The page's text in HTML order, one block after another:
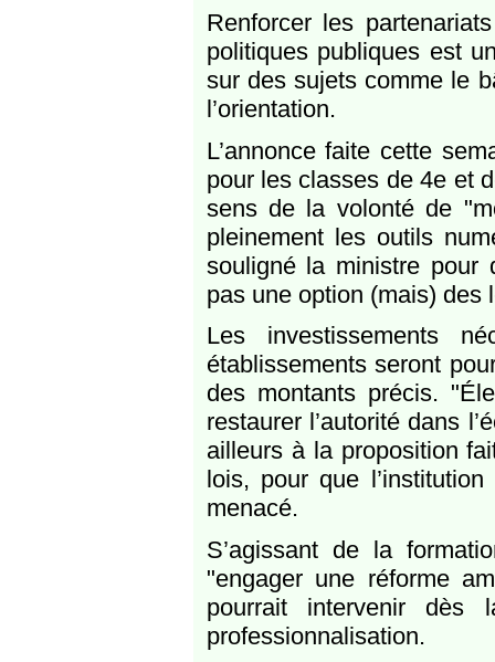
Renforcer les
politiques publiques est
sur des sujets comme le
l’orientation.
L’annonce faite cette
pour les classes de 4e et
sens de la volonté de
pleinement les outils
souligné la ministre pour
pas une option (mais) des
Les investissements
établissements seront
des montants précis.
restaurer l’autorité dans
ailleurs à la proposition
lois, pour que
menacé.
S’agissant de la
"engager une réforme
pourrait intervenir
professionnalisation.